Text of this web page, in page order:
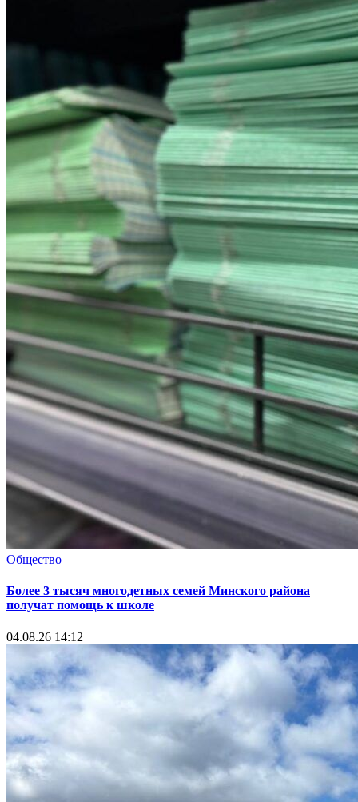
Общество
Более 3 тысяч многодетных семей Минского района
получат помощь к школе
04.08.26 14:12